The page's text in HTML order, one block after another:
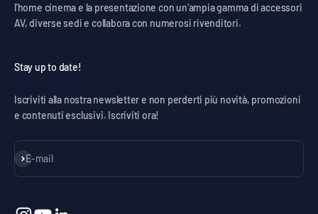
l'home cinema e la presentazione con un'ampia gamma di accessori
AV, diverse sedi e collabora con numerosi rivenditori.
Stay up to date!
Iscriviti alla nostra newsletter e non perderti più novità, promozioni
e contenuti esclusivi. Iscriviti ora!
E-mail
Iscriviti alla newsletter